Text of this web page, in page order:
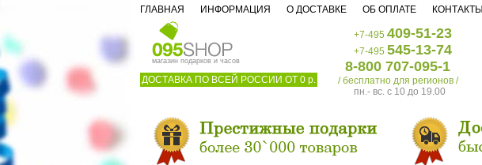
магазин подарков и часов
ДОСТАВКА ПО ВСЕЙ РОССИИ ОТ 0 р.
+7-495 409-51-23
+7-495 545-13-74
8-800 707-095-1
/ бесплатно для регионов /
пн.- вс. c 10 до 19.00
ГЛАВНАЯ ИНФОРМАЦИЯ О ДОСТАВКЕ ОБ ОПЛАТЕ КОНТАКТЫ